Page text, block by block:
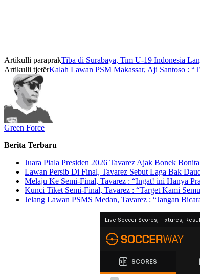
Artikulli paraprakTiba di Surabaya, Tim U-19 Indonesia
Artikulli tjetërKalah Lawan PSM Makassar, Aji Santoso :
Green Force
Berita Terbaru
Juara Piala Presiden 2026 Tavarez Ajak Bonek
Lawan Persib Di Final, Tavarez Sebut Laga Bak
Melaju Ke Semi-Final, Tavarez : “Ingat! ini Hanya
Kunci Tiket Semi-Final, Tavarez : “Target Kami
Jelang Lawan PSMS Medan, Tavarez : “Jangan